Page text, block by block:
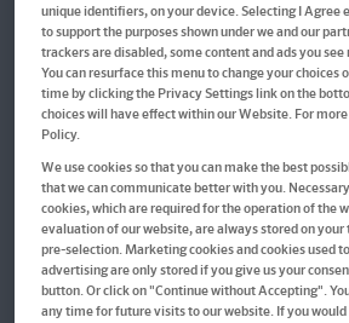
Im Buch
PONS Grammatik
unique identifiers, on your device. Selecting I Agree
to support the purposes shown under we and our
trackers are disabled, some content and ads you
You can resurface this menu to change your choices
time by clicking the Privacy Settings link on the
choices will have effect within our Website. For
Policy.
We use cookies so that you can make the best
that we can communicate better with you.
cookies, which are required for the operation of the
evaluation of our website, are always stored on
pre-selection. Marketing cookies and cookies used
advertising are only stored if you give us your
button. Or click on "Continue without Accepting".
any time for future visits to our website. If you